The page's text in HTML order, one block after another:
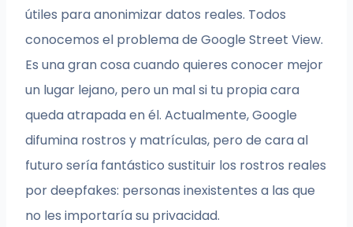
útiles para anonimizar datos reales. Todos
conocemos el problema de Google Street View.
Es una gran cosa cuando quieres conocer mejor
un lugar lejano, pero un mal si tu propia cara
queda atrapada en él. Actualmente, Google
difumina rostros y matrículas, pero de cara al
futuro sería fantástico sustituir los rostros reales
por deepfakes: personas inexistentes a las que
no les importaría su privacidad.